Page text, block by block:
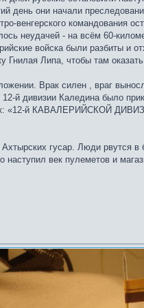
день они начали
венгерского командования
неудачей - на всём 60-
войска были разбиты и
Гнилая Липа, чтобы там
Врак силен , враг
й дивизии Каледина было
так: «12-й КАВАЛЕРИЙСКОЙ
Ахтырских гусар. Люди рвутся в
наступил век пулеметов и